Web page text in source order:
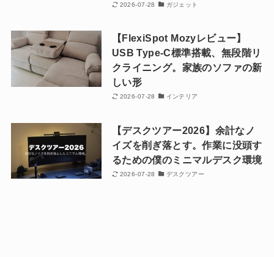
2026-07-28 ガジェット
【FlexiSpot Mozyレビュー】
USB Type-C標準搭載、無段階リ
クライニング。家族のソファの新
しい形
2026-07-28 インテリア
【デスクツアー2026】余計なノ
イズを削ぎ落とす。作業に没頭す
るための僕のミニマルデスク環境
2026-07-28 デスクツアー